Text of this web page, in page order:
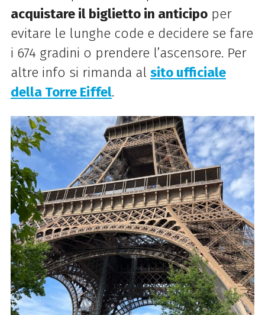
acquistare il biglietto in anticipoper
evitare le lunghe code e decidere se fare
i 674 gradini o prendere l’ascensore. Per
altre info si rimanda al sito ufficiale
della Torre Eiffel.